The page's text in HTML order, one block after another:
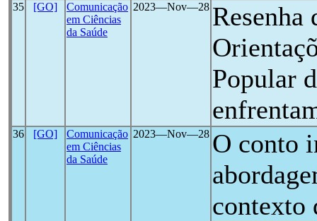
35 [GO]
Comunicação
em Ciências
da Saúde
2023―Nov―28 Resenha
Popular
36 [GO]
Comunicação
em Ciências
da Saúde
2023―Nov―28 O conto
contexto